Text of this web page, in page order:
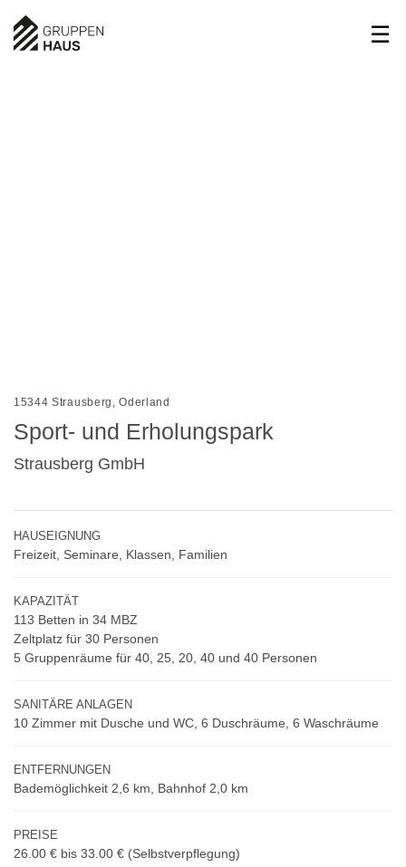
5/20
6/20
8/20
11/20
12/20
14/20
15/20
16/20
17/20
19/20
15344 Strausberg, Oderland
Sport- und Erholungspark
Strausberg GmbH
HAUSEIGNUNG
Freizeit, Seminare, Klassen, Familien
KAPAZITÄT
113 Betten in 34 MBZ
Zeltplatz für 30 Personen
5 Gruppenräume für 40, 25, 20, 40 und 40 Personen
SANITÄRE ANLAGEN
10 Zimmer mit Dusche und WC, 6 Duschräume, 6 Waschräume
ENTFERNUNGEN
Bademöglichkeit 2,6 km, Bahnhof 2,0 km
PREISE
26.00 € bis 33.00 € (Selbstverpflegung)